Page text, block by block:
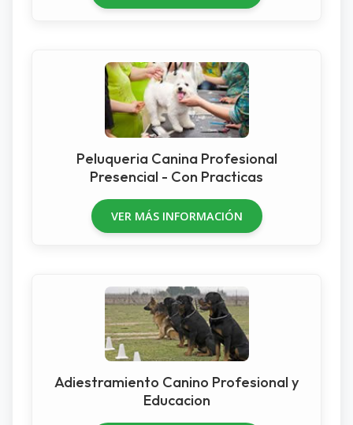
Peluqueria Canina Profesional
Presencial - Con Practicas
VER MÁS INFORMACIÓN
Adiestramiento Canino Profesional y
Educacion